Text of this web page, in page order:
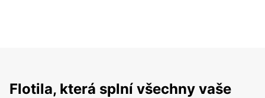
Flotila, která splní všechny vaše